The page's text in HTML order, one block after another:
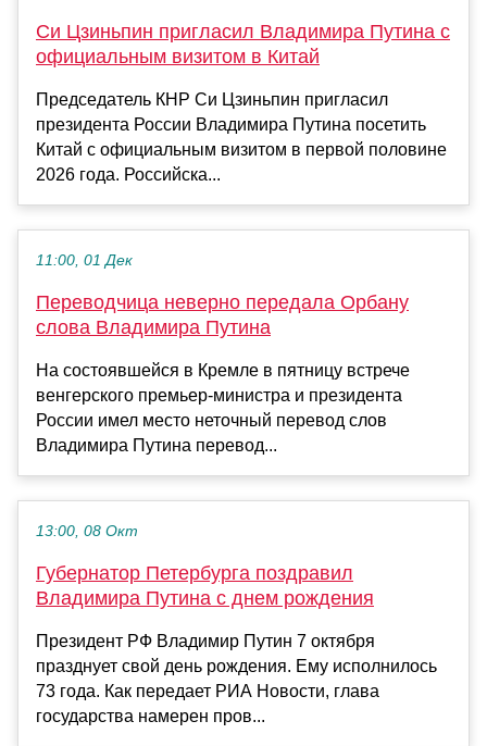
Си Цзиньпин пригласил Владимира Путина с
официальным визитом в Китай
Председатель КНР Си Цзиньпин пригласил
президента России Владимира Путина посетить
Китай с официальным визитом в первой половине
2026 года. Российска...
11:00, 01 Дек
Переводчица неверно передала Орбану
слова Владимира Путина
На состоявшейся в Кремле в пятницу встрече
венгерского премьер-министра и президента
России имел место неточный перевод слов
Владимира Путина перевод...
13:00, 08 Окт
Губернатор Петербурга поздравил
Владимира Путина с днем рождения
Президент РФ Владимир Путин 7 октября
празднует свой день рождения. Ему исполнилось
73 года. Как передает РИА Новости, глава
государства намерен пров...